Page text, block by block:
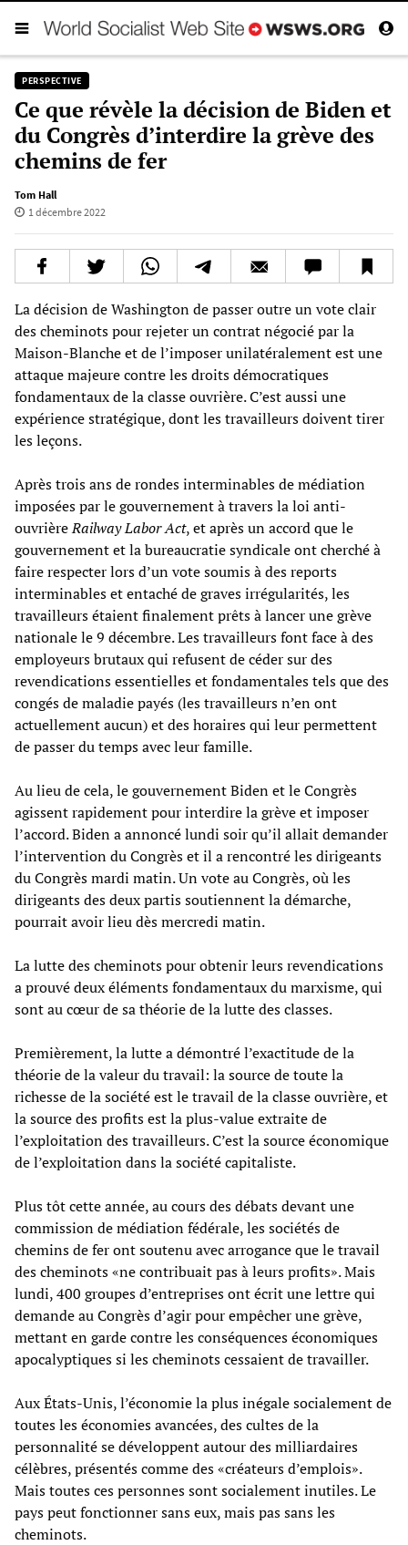
PERSPECTIVE
Ce que révèle la décision de Biden et
du Congrès d’interdire la grève des
chemins de fer
Tom Hall
1 décembre 2022
La décision de Washington de passer outre un vote clair
des cheminots pour rejeter un contrat négocié par la
Maison-Blanche et de l’imposer unilatéralement est une
attaque majeure contre les droits démocratiques
fondamentaux de la classe ouvrière. C’est aussi une
expérience stratégique, dont les travailleurs doivent tirer
les leçons.
Après trois ans de rondes interminables de médiation
imposées par le gouvernement à travers la loi anti-
ouvrièreRailway Labor Act, et après un accord que le
gouvernement et la bureaucratie syndicale ont cherché à
faire respecter lors d’un vote soumis à des reports
interminables et entaché de graves irrégularités, les
travailleurs étaient finalement prêts à lancer une grève
nationale le 9 décembre. Les travailleurs font face à des
employeurs brutaux qui refusent de céder sur des
revendications essentielles et fondamentales tels que des
congés de maladie payés (les travailleurs n’en ont
actuellement aucun) et des horaires qui leur permettent
de passer du temps avec leur famille.
Au lieu de cela, le gouvernement Biden et le Congrès
agissent rapidement pour interdire la grève et imposer
l’accord. Biden a annoncé lundi soir qu’il allait demander
l’intervention du Congrès et il a rencontré les dirigeants
du Congrès mardi matin. Un vote au Congrès, où les
dirigeants des deux partis soutiennent la démarche,
pourrait avoir lieu dès mercredi matin.
La lutte des cheminots pour obtenir leurs revendications
a prouvé deux éléments fondamentaux du marxisme, qui
sont au cœur de sa théorie de la lutte des classes.
Premièrement, la lutte a démontré l’exactitude de la
théorie de la valeur du travail: la source de toute la
richesse de la société est le travail de la classe ouvrière, et
la source des profits est la plus-value extraite de
l’exploitation des travailleurs. C’est la source économique
de l’exploitation dans la société capitaliste.
Plus tôt cette année, au cours des débats devant une
commission de médiation fédérale, les sociétés de
chemins de fer ont soutenu avec arrogance que le travail
des cheminots «ne contribuait pas à leurs profits». Mais
lundi, 400 groupes d’entreprises ont écrit une lettre qui
demande au Congrès d’agir pour empêcher une grève,
mettant en garde contre les conséquences économiques
apocalyptiques si les cheminots cessaient de travailler.
Aux États-Unis, l’économie la plus inégale socialement de
toutes les économies avancées, des cultes de la
personnalité se développent autour des milliardaires
célèbres, présentés comme des «créateurs d’emplois».
Mais toutes ces personnes sont socialement inutiles. Le
pays peut fonctionner sans eux, mais pas sans les
cheminots.